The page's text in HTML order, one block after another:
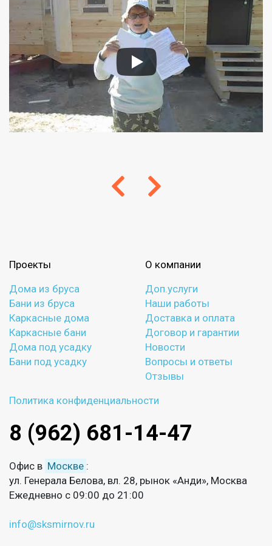
Проекты
Дома из бруса
Бани из бруса
Каркасные дома
Каркасные бани
Дома под усадку
Бани под усадку
О компании
Доп.услуги
Наши работы
Доставка и оплата
Договор и гарантии
Новости
Вопросы и ответы
Отзывы
Политика конфиденциальности
8 (962) 681-14-47
Офис в Москве :
ул. Генерала Белова, вл. 28, рынок «Анди», Москва
Ежедневно с 09:00 до 21:00
info@sksmirnov.ru